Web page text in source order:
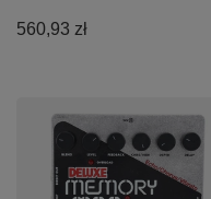
560,93 zł